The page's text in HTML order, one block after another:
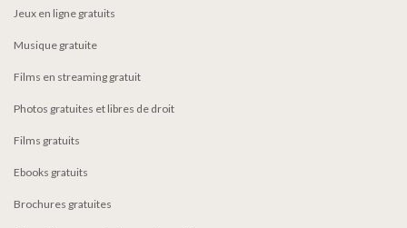
Jeux en ligne gratuits
Musique gratuite
Films en streaming gratuit
Photos gratuites et libres de droit
Films gratuits
Ebooks gratuits
Brochures gratuites